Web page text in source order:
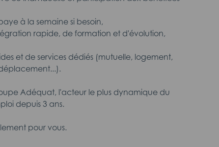
à la semaine si besoin,
rapide, de formation et d'évolution,
et de services dédiés (mutuelle, logement,
Adéquat, l'acteur le plus dynamique du
depuis 3 ans.
pour vous.